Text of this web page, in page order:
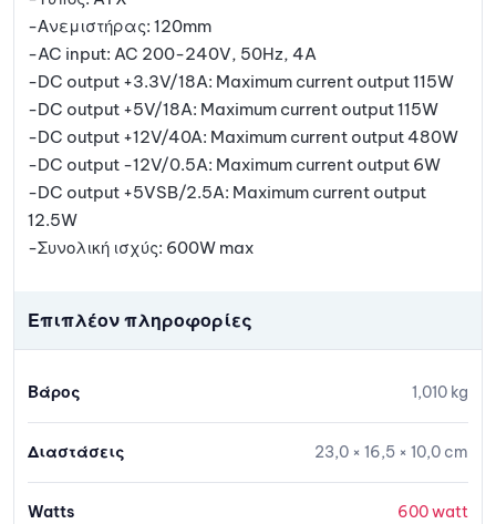
-Ανεμιστήρας: 120mm
-AC input: AC 200-240V, 50Hz, 4A
-DC output +3.3V/18A: Maximum current output 115W
-DC output +5V/18A: Maximum current output 115W
-DC output +12V/40A: Maximum current output 480W
-DC output -12V/0.5A: Maximum current output 6W
-DC output +5VSB/2.5A: Maximum current output
12.5W
-Συνολική ισχύς: 600W max
Επιπλέον πληροφορίες
Βάρος 1,010 kg
Διαστάσεις 23,0 × 16,5 × 10,0 cm
Watts 600 watt